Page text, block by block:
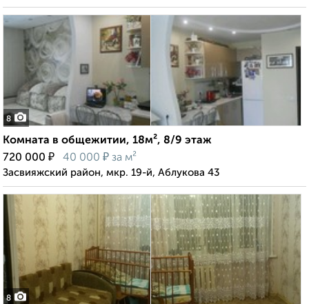
8
Комната в общежитии, 18м², 8/9 этаж
720 000 ₽ 40 000 ₽ за м²
Засвияжский район, мкр. 19-й, Аблукова 43
8